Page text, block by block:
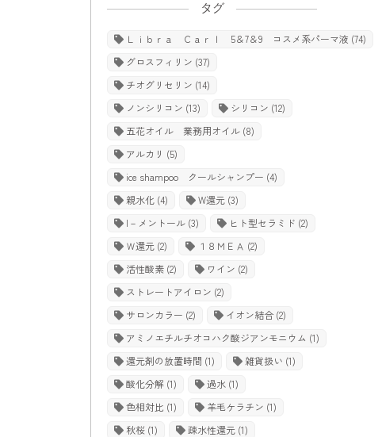
タグ
Ｌｉｂｒａ Ｃａｒｌ 5＆7＆9 コスメ系パーマ液 (74)
グロスフィリン (37)
チオグリセリン (14)
ノンシリコン (13) シリコン (12)
五花オイル 業務用オイル (8)
アルカリ (5)
ice shampoo クールシャンプー (4)
親水化 (4) W還元 (3)
l－メントール (3) ヒト型セラミド (2)
Ｗ還元 (2) １８ＭＥＡ (2)
活性酸素 (2) ワイン (2)
ストレートアイロン (2)
サロンカラー (2) イオン結合 (2)
アミノエチルチオコハク酸ジアンモニウム (1)
還元剤の放置時間 (1) 雑貨扱い (1)
酸化分解 (1) 過水 (1)
色相対比 (1) 羊毛ケラチン (1)
秋桜 (1) 疎水性還元 (1)